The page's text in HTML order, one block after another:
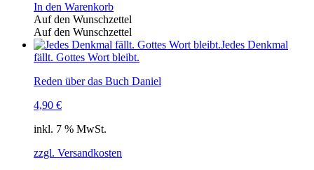
In den Warenkorb
Auf den Wunschzettel
Auf den Wunschzettel
Jedes Denkmal
fällt. Gottes Wort bleibt.
Reden über das Buch Daniel
4,90 €
inkl. 7 % MwSt.
zzgl. Versandkosten